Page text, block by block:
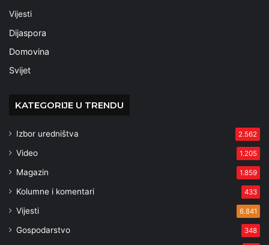
Vijesti
Dijaspora
Domovina
Svijet
KATEGORIJE U TRENDU
Izbor uredništva 2.562
Video 1.205
Magazin 1.859
Kolumne i komentari 433
Vijesti 6.841
Gospodarstvo 348